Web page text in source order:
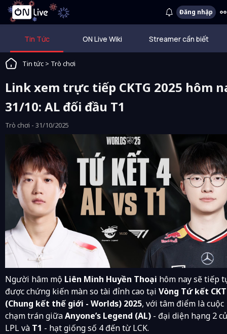
Đăng nhập
Tin Tức ON Live Wiki Streamer cần biết
Tin tức > Trò chơi
Link xem trực tiếp CKTG 2025 hôm
31/10: AL đối đầu T1
Trò chơi - 31/10/2025
Người hâm mộ Liên Minh Huyền Thoại hôm nay sẽ tiếp
được chứng kiến màn so tài đỉnh cao tại Vòng Tứ kết
(Chung kết thế giới - Worlds) 2025, với tâm điểm là cuộc
chạm trán giữaAnyone’s Legend (AL) - đại diện hạng 2
LPL và T1 - hạt giống số 4 đến từ LCK.